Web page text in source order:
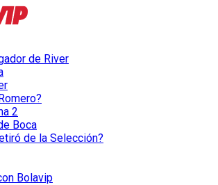
de River
2
Boca
de la Selección?
Bolavip